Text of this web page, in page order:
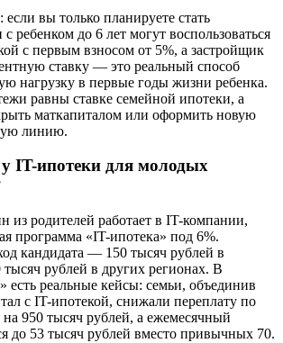
вы только планируете стать
ребенком до 6 лет могут воспользоваться
с первым взносом от 5%, а застройщик
ставку — это реальный способ
нагрузку в первые годы жизни ребенка.
равны ставке семейной ипотеки, а
маткапиталом или оформить новую
линию.
IT-ипотеки для молодых
из родителей работает в IT-компании,
программа «IT-ипотека» под 6%.
кандидата — 150 тысяч рублей в
рублей в других регионах. В
есть реальные кейсы: семьи, объединив
с IT-ипотекой, снижали переплату по
на 950 тысяч рублей, а ежемесячный
до 53 тысяч рублей вместо привычных 70.